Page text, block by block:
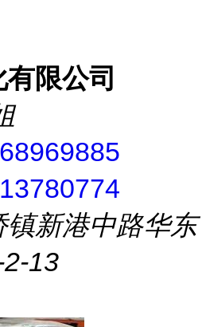
限公司
镇新港中路华东
13